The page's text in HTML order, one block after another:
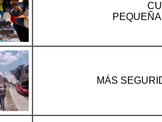
MÁS